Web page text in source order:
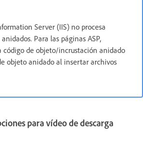
Server (IIS) no procesa
Para las páginas ASP,
código de objeto/incrustación anidado
objeto anidado al insertar archivos
para vídeo de descarga